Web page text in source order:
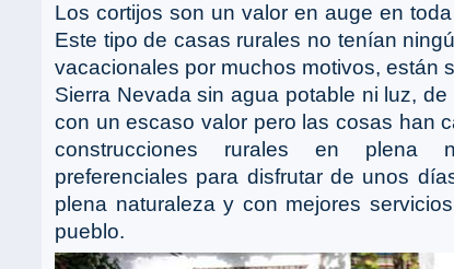
Los cortijos son un valor en auge en
Este tipo de casas rurales no tenían
vacacionales por muchos motivos, están
Sierra Nevada sin agua potable ni luz,
con un escaso valor pero las cosas han
construcciones rurales en plena
preferenciales para disfrutar de unos
plena naturaleza y con mejores
pueblo.